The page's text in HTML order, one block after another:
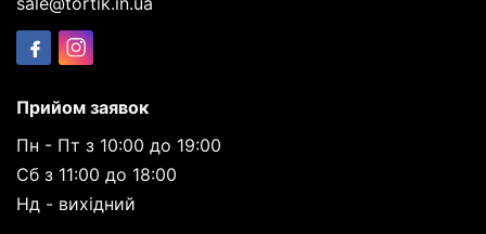
Прийом заявок
Пн - Пт з 10:00 до 19:00
Сб з 11:00 до 18:00
Нд - вихідний